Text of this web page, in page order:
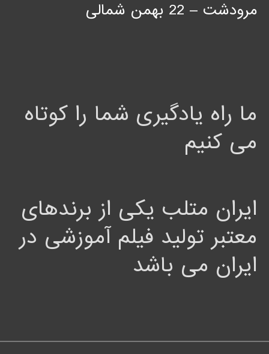
مرودشت – 22 بهمن شمالی
ما راه یادگیری شما را کوتاه
می کنیم
ایران متلب یکی از برندهای
معتبر تولید فیلم آموزشی در
ایران می باشد